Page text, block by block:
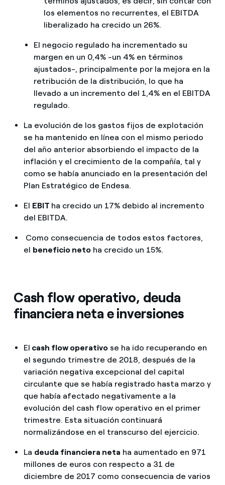
los elementos no recurrentes, el EBITDA
liberalizado ha crecido un 26%.
El negocio regulado ha incrementado su
margen en un 0,4% -un 4% en términos
ajustados-, principalmente por la mejora en la
retribución de la distribución, lo que ha
llevado a un incremento del 1,4% en el EBITDA
regulado.
La evolución de los gastos fijos de explotación
se ha mantenido en línea con el mismo periodo
del año anterior absorbiendo el impacto de la
inflación y el crecimiento de la compañía, tal y
como se había anunciado en la presentación del
Plan Estratégico de Endesa.
El EBIT ha crecido un 17% debido al incremento
del EBITDA.
Como consecuencia de todos estos factores,
el beneficio netoha crecido un 15%.
Cash flow operativo, deuda
financiera neta e inversiones
El cash flow operativose ha ido recuperando en
el segundo trimestre de 2018, después de la
variación negativa excepcional del capital
circulante que se había registrado hasta marzo y
que había afectado negativamente a la
evolución del cash flow operativo en el primer
trimestre. Esta situación continuará
normalizándose en el transcurso del ejercicio.
La deuda financiera neta ha aumentado en 971
millones de euros con respecto a 31 de
diciembre de 2017 como consecuencia de varios